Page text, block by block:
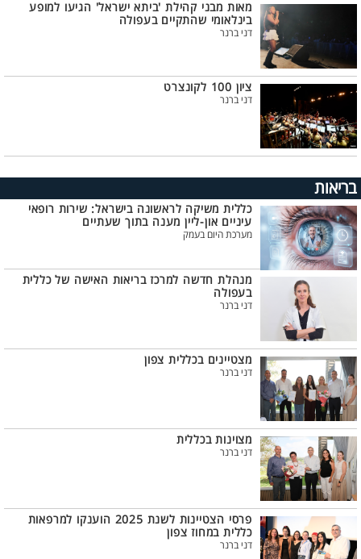
מאות מבני קהילת 'ביתא ישראל' הגיעו למופע
בינלאומי שהתקיים בעפולה
דני ברנר
ציון 100 לקונצרט
דני ברנר
בריאות
כללית משיקה לראשונה בישראל: שירות רופאי
עיניים און-ליין מענה בתוך שעתיים
מערכת היום בעמק
מנהלת חדשה למרכז בריאות האישה של כללית
בעפולה
דני ברנר
מצטיינים בכללית צפון
דני ברנר
מצוינות בכללית
דני ברנר
פרסי הצטיינות לשנת 2025 הוענקו למרפאות
כללית במחוז צפון
דני ברנר